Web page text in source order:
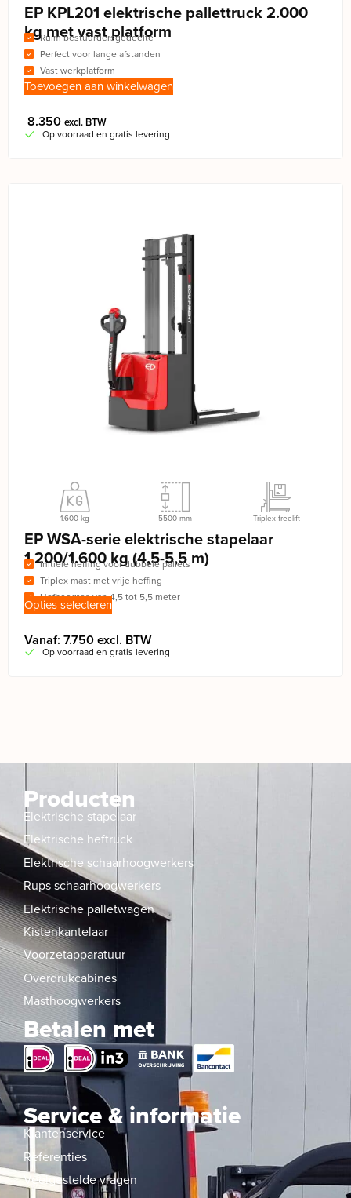
EP KPL201 elektrische pallettruck 2.000
kg met vast platform
Ruim bestuurdersgedeelte
Perfect voor lange afstanden
Vast werkplatform
Toevoegen aan winkelwagen
8.350 excl. BTW
Op voorraad en gratis levering
1.600 kg 5500 mm Triplex freelift
EP WSA-serie elektrische stapelaar
1.200/1.600 kg (4,5-5,5 m)
Initiële heffing voor dubbele pallets
Triplex mast met vrije heffing
Hefhoogtes van 4,5 tot 5,5 meter
Opties selecteren
Vanaf: 7.750 excl. BTW
Op voorraad en gratis levering
Producten
Elektrische stapelaar
Elektrische heftruck
Elektrische schaarhoogwerkers
Rups schaarhoogwerkers
Elektrische palletwagen
Kistenkantelaar
Voorzetapparatuur
Overdrukcabines
Masthoogwerkers
Betalen met
Service & informatie
Klantenservice
Referenties
Veelgestelde vragen